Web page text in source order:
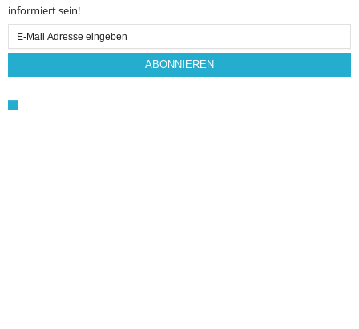
informiert sein!
Email
Subscription
ABONNIEREN